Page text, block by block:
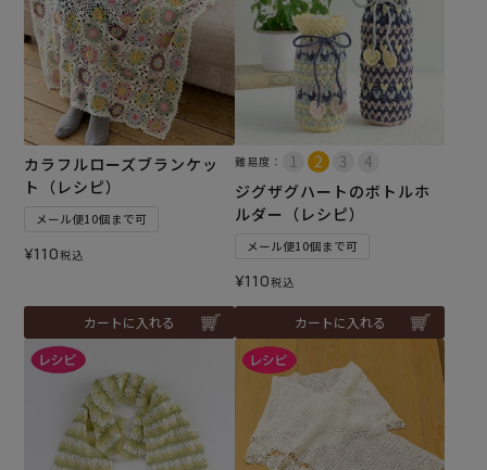
カラフルローズブランケッ
ト（レシピ）
メール便10個まで可
¥110税込
カートに入れる
難易度：
ジグザグハートのボトルホ
ルダー（レシピ）
メール便10個まで可
¥110税込
カートに入れる